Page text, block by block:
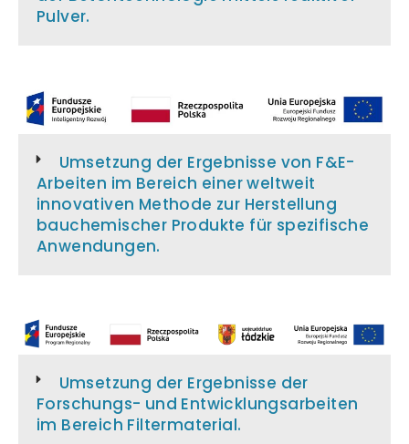
Pulver.
Umsetzung der Ergebnisse von F&E-
Arbeiten im Bereich einer weltweit
innovativen Methode zur Herstellung
bauchemischer Produkte für spezifische
Anwendungen.
Umsetzung der Ergebnisse der
Forschungs- und Entwicklungsarbeiten
im Bereich Filtermaterial.